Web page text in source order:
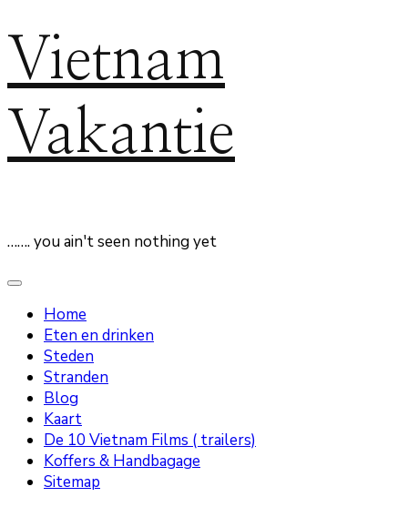
Vietnam
Vakantie
……. you ain't seen nothing yet
Home
Eten en drinken
Steden
Stranden
Blog
Kaart
De 10 Vietnam Films ( trailers)
Koffers & Handbagage
Sitemap